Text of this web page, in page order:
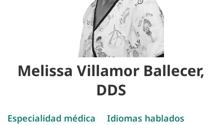
Melissa Villamor Ballecer,
DDS
Especialidad médica Idiomas hablados